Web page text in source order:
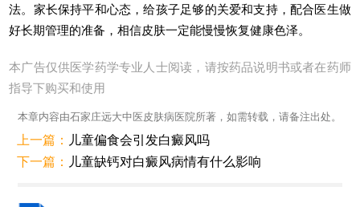
法。家长保持平和心态，给孩子足够的关爱和支持，配合医生做
好长期管理的准备，相信皮肤一定能慢慢恢复健康色泽。
本广告仅供医学药学专业人士阅读，请按药品说明书或者在药师
指导下购买和使用
本章内容由石家庄远大中医皮肤病医院所著，如需转载，请备注出处。
上一篇：
儿童偏食会引发白癜风吗
下一篇：
儿童缺钙对白癜风病情有什么影响